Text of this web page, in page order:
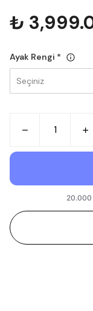
₺
Ayak Rengi *
Seçiniz